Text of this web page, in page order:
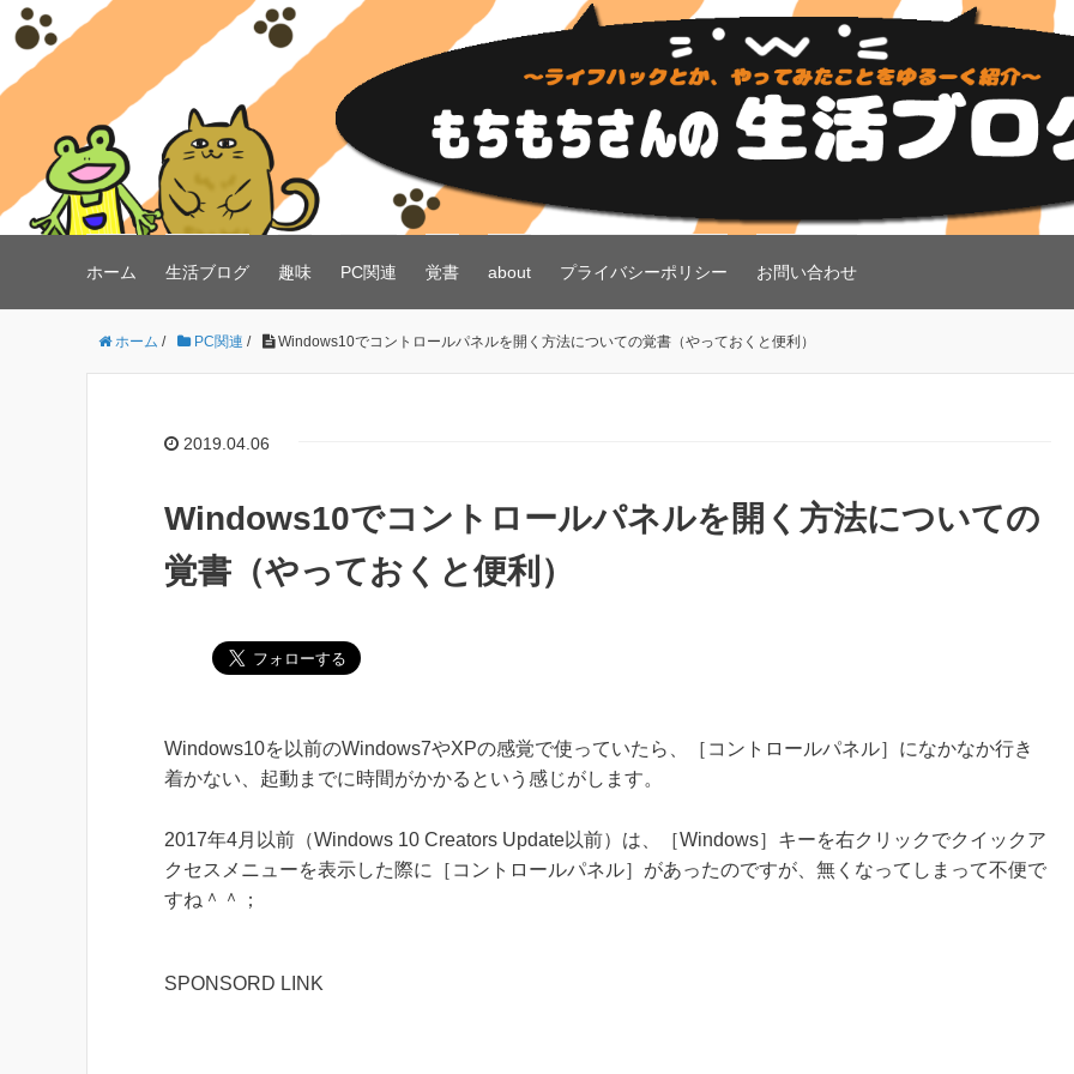
ホーム 生活ブログ 趣味 PC関連 覚書 about プライバシーポリシー お問い合わせ
ホーム / PC関連 / Windows10でコントロールパネルを開く方法についての覚書（やっておくと便利）
2019.04.06
Windows10でコントロールパネルを開く方法についての
覚書（やっておくと便利）
Windows10を以前のWindows7やXPの感覚で使っていたら、［コントロールパネル］になかなか行き
着かない、起動までに時間がかかるという感じがします。
2017年4月以前（Windows 10 Creators Update以前）は、［Windows］キーを右クリックでクイックア
クセスメニューを表示した際に［コントロールパネル］があったのですが、無くなってしまって不便で
すね＾＾；
SPONSORD LINK